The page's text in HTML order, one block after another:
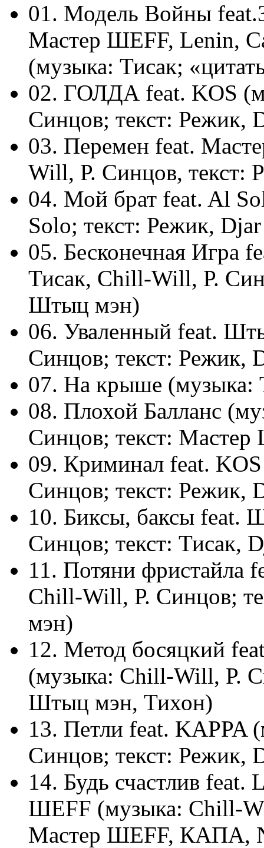
01. Модель Войны
Мастер ШЕFF, Lenin,
(музыка: Тисак;
02. ГОЛДА feat. KOS
Синцов; текст: Режик,
03. Перемен feat.
Will, Р. Синцов, текст:
04. Мой брат feat. Al
Solo; текст: Режик,
05. Бесконечная Игра
Тисак, Chill-Will, Р.
Штыц мэн)
06. Уваленный feat.
Синцов; текст:
07. На крыше (музыка:
08. Плохой Балланс
Синцов; текст:
09. Криминал feat.
Синцов; текст: Режик,
10. Биксы, баксы feat.
Синцов; текст: Тисак,
11. Потяни
Chill-Will, Р. Синцов;
мэн)
12. Метод босяцкий
(музыка: Chill-Will, Р.
Штыц мэн, Тихон)
13. Петли feat. KAPPA
Синцов; текст: Режик,
14. Будь счастлив
ШЕFF (музыка: Chill-
Мастер ШЕFF, КАПА,